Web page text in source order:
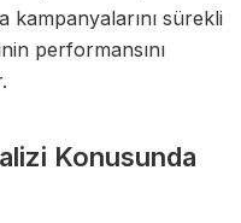
kampanyalarını sürekli
performansını
Konusunda